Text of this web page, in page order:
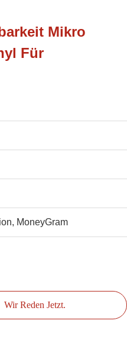
Mikro
Für
MoneyGram
Wir Reden Jetzt.